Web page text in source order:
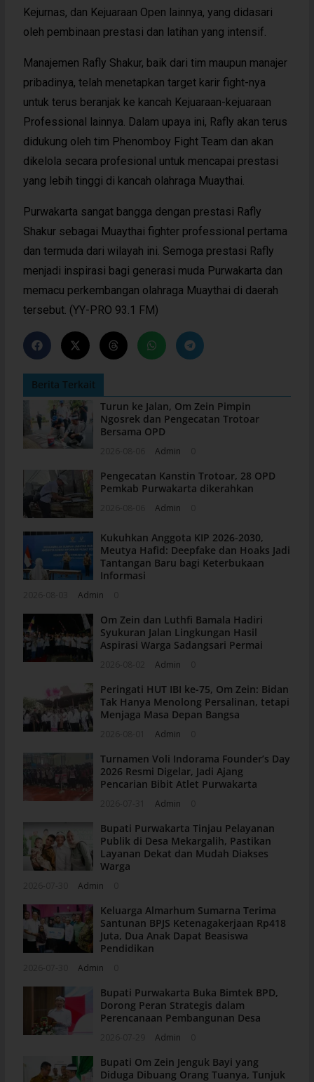
Kejurnas, dan Kejuaraan Open lainnya, yang didasari
oleh pembinaan prestasi dan latihan yang intensif.
Manajemen Rafly Shakur, baik dari tim maupun manajer
pribadinya, telah menetapkan target karir fight-nya
untuk terus beranjak ke kancah Kejuaraan-kejuaraan
Professional lainnya. Dalam upaya ini, Rafly akan terus
didukung oleh tim Phenomboy Fight Team dan akan
dikelola secara profesional untuk mencapai prestasi
yang lebih tinggi di kancah olahraga Muaythai.
Purwakarta sangat bangga dengan prestasi Rafly
Shakur sebagai Muaythai fighter professional pertama
dan termuda dari wilayah ini. Semoga prestasi Rafly
menjadi inspirasi bagi generasi muda Purwakarta dan
memacu perkembangan olahraga Muaythai di daerah
tersebut. (YY-PRO 93.1 FM)
Berita Terkait
Turun ke Jalan, Om Zein Pimpin
Ngosrek dan Pengecatan Trotoar
Bersama OPD
Admin
Pengecatan Kanstin Trotoar, 28 OPD
Pemkab Purwakarta dikerahkan
Admin
Kukuhkan Anggota KIP 2026-2030,
Meutya Hafid: Deepfake dan Hoaks Jadi
Tantangan Baru bagi Keterbukaan
Informasi
Admin
Om Zein dan Luthfi Bamala Hadiri
Syukuran Jalan Lingkungan Hasil
Aspirasi Warga Sadangsari Permai
Admin
Peringati HUT IBI ke-75, Om Zein: Bidan
Tak Hanya Menolong Persalinan, tetapi
Menjaga Masa Depan Bangsa
Admin
Turnamen Voli Indorama Founder’s Day
2026 Resmi Digelar, Jadi Ajang
Pencarian Bibit Atlet Purwakarta
Admin
Bupati Purwakarta Tinjau Pelayanan
Publik di Desa Mekargalih, Pastikan
Layanan Dekat dan Mudah Diakses
Warga
Admin
Keluarga Almarhum Sumarna Terima
Santunan BPJS Ketenagakerjaan Rp418
Juta, Dua Anak Dapat Beasiswa
Pendidikan
Admin
Bupati Purwakarta Buka Bimtek BPD,
Dorong Peran Strategis dalam
Perencanaan Pembangunan Desa
Admin
Bupati Om Zein Jenguk Bayi yang
Diduga Dibuang Orang Tuanya, Tunjuk